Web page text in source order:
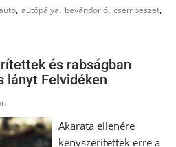
,autópálya, bevándorló,csempészet,
és rabságban
lányt Felvidéken
Akarata ellenére
kényszerítették erre a